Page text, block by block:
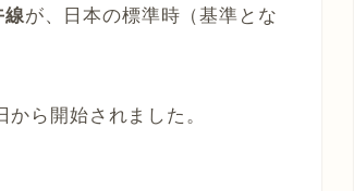
線が、日本の標準時（基準とな
ら開始されました。